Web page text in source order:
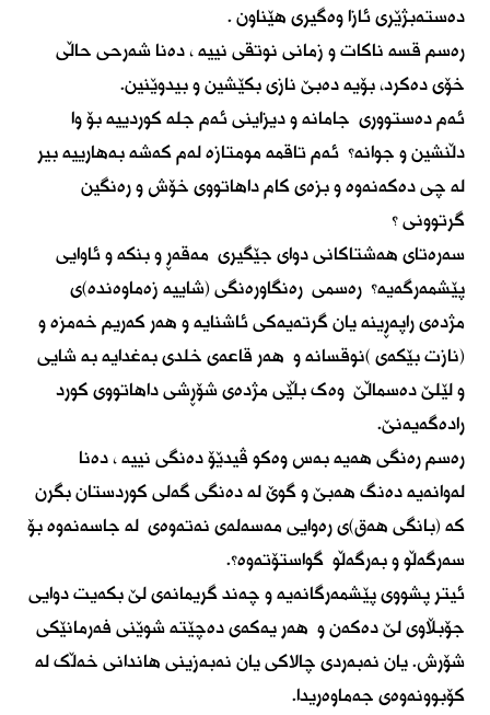
دەستەبژێری ئازا وەگیری هێناون .
رەسم قسە ناکات و زمانی نوتقی نییە ، دەنا شەرحی حاڵی
خۆی دەکرد، بۆیە دەبێ نازی بکێشین و بیدوێنین.
ئەم دەستووری جامانە و دیزاینی ئەم جلە کوردییە بۆ وا
دڵنشین و جوانە؟ ئەم تاقمە مومتازە لەم کەشە بەهارییە بیر
لە چی دەکەنەوە و بزەی کام داهاتووی خۆش و رەنگین
گرتوونی ؟
سەرەتای هەشتاکانی دوای جێگیری مەقەڕ و بنکە و ئاوایی
پێشمەرگەیە؟ رەسمی رەنگاورەنگی (شاییە زەماوەندە)ی
مژدەی راپەڕینە یان گرتەیەکی ئاشنایە و هەر کەریم خەمزە و
(نازت بێکەی )نوقسانە و هەر قاعەی خلدی بەغدایە بە شایی
و لێلێ دەسماڵێ وەک بڵێی مژدەی شۆڕشی داهاتووی کورد
رادەگەیەنێ.
رەسم رەنگی هەیە بەس وەکو ڤیدێۆ دەنگی نییە ، دەنا
لەوانەیە دەنگ هەبێ و گوێ لە دەنگی گەلی کوردستان بگرن
کە (بانگی هەق)ی رەوایی مەسەلەی نەتەوەی لە جاسەنەوە بۆ
سەرگەڵو و بەرگەڵو گواستۆتەوە؟.
ئیتر پشووی پێشمەرگانەیە و چەند گریمانەی لێ بکەیت دوایی
جۆبڵاوی لێ دەکەن و هەر یەکەی دەچێتە شوێنی فەرمانێکی
شۆرش. یان نەبەردی چالاکی یان نەبەزینی هاندانی خەڵک لە
کۆبوونەوەی جەماوەریدا.